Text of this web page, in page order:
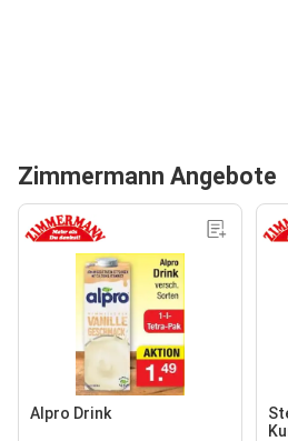
Zimmermann Angebote
Alpro Drink